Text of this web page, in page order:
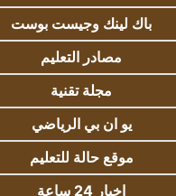
باك لينك وجيست بوست
مصادر التعليم
مجلة تقنية
يو ان بي الرياضي
موقع حالة للتعليم
اخبار 24 ساعة